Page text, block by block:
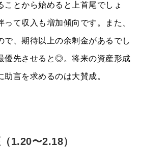
ことから始めると上首尾でしょ
って収入も増加傾向です。また、
で、期待以上の余剰金があるでし
優先させると◎。将来の資産形成
言を求めるのは大賛成。
（1.20〜2.18）